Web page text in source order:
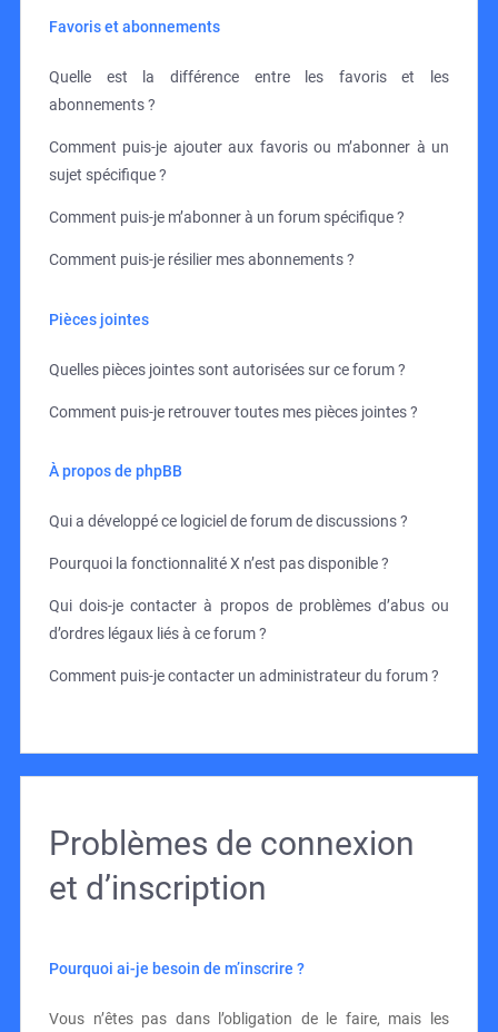
Favoris et abonnements
Quelle est la différence entre les favoris et les
abonnements ?
Comment puis-je ajouter aux favoris ou m’abonner à un
sujet spécifique ?
Comment puis-je m’abonner à un forum spécifique ?
Comment puis-je résilier mes abonnements ?
Pièces jointes
Quelles pièces jointes sont autorisées sur ce forum ?
Comment puis-je retrouver toutes mes pièces jointes ?
À propos de phpBB
Qui a développé ce logiciel de forum de discussions ?
Pourquoi la fonctionnalité X n’est pas disponible ?
Qui dois-je contacter à propos de problèmes d’abus ou
d’ordres légaux liés à ce forum ?
Comment puis-je contacter un administrateur du forum ?
Problèmes de connexion
et d’inscription
Pourquoi ai-je besoin de m’inscrire ?
Vous n’êtes pas dans l’obligation de le faire, mais les